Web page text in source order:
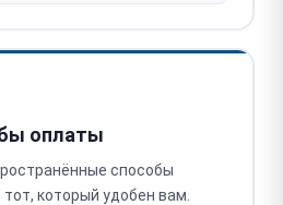
оплаты
способы
который удобен вам.